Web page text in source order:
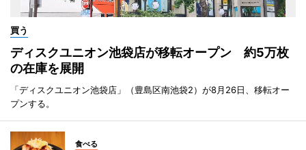
買う
ディスクユニオン池袋店が移転オープン 約5万枚
の在庫を展開
「ディスクユニオン池袋店」（豊島区南池袋2）が8月26日、移転オー
プンする。
食べる